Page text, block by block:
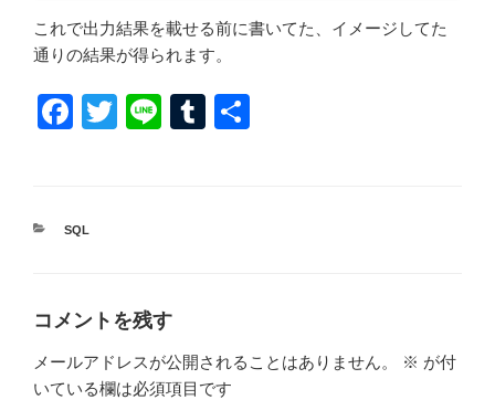
これで出力結果を載せる前に書いてた、イメージしてた
通りの結果が得られます。
F
e
o
k
T
Li
T
カ
SQL
コメントを残す
メールアドレスが公開されることはありません。 ※ が付
いている欄は必須項目です